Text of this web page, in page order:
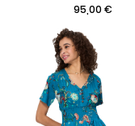
Prix
95,00 €